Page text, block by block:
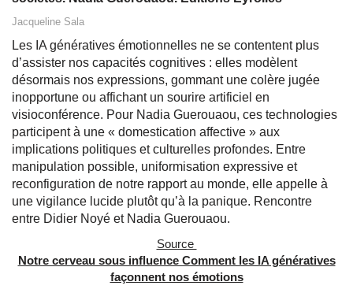
Jacqueline Sala
Les IA génératives émotionnelles ne se contentent plus
d’assister nos capacités cognitives : elles modèlent
désormais nos expressions, gommant une colère jugée
inopportune ou affichant un sourire artificiel en
visioconférence. Pour Nadia Guerouaou, ces technologies
participent à une « domestication affective » aux
implications politiques et culturelles profondes. Entre
manipulation possible, uniformisation expressive et
reconfiguration de notre rapport au monde, elle appelle à
une vigilance lucide plutôt qu’à la panique. Rencontre
entre Didier Noyé et Nadia Guerouaou.
Source
Notre cerveau sous influence Comment les IA génératives
façonnent nos émotions